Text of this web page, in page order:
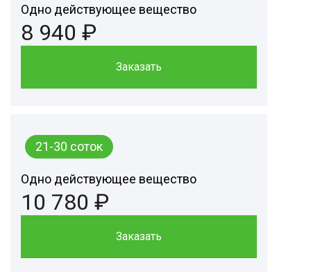
Одно действующее вещество
8 940 ₽
Заказать
21-30 соток
Одно действующее вещество
10 780 ₽
Заказать